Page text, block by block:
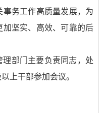
事务工作高质量发展，为
坚实、高效、可靠的后
部门主要负责同志，处
上干部参加会议。